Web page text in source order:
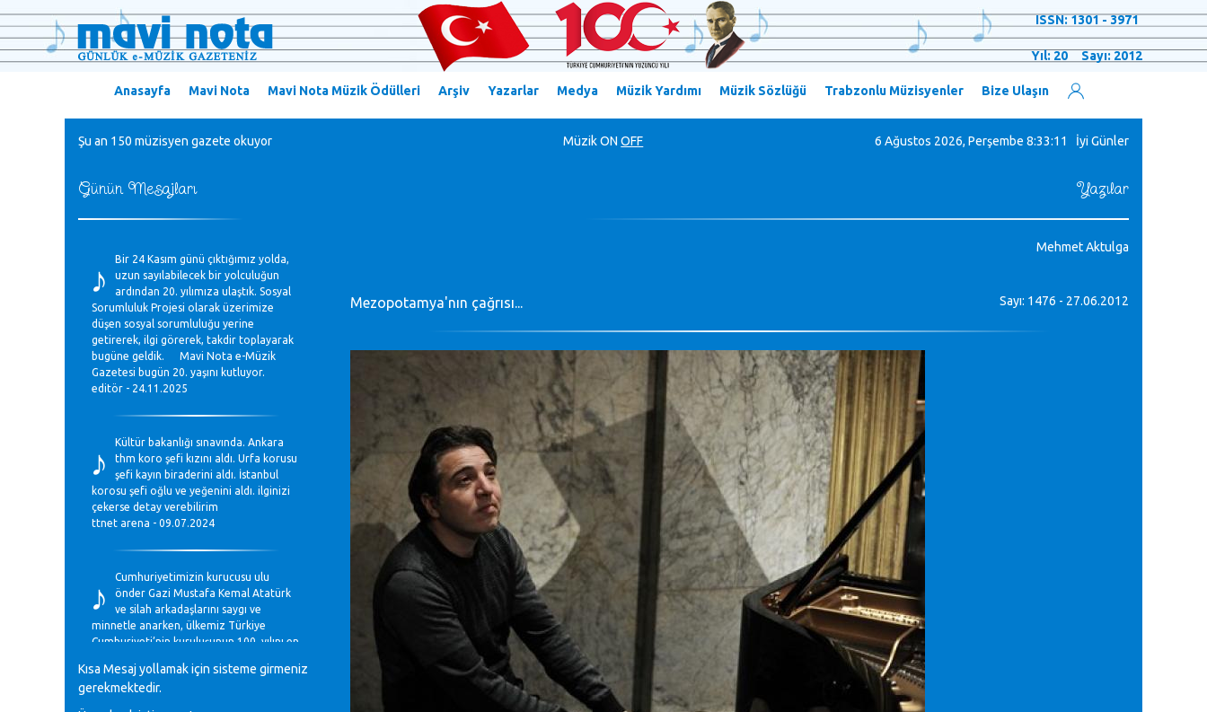
ISSN: 1301 - 3971
Yıl: 20 Sayı: 2012
Anasayfa Mavi Nota Mavi Nota Müzik Ödülleri Arşiv Yazarlar Medya Müzik Yardımı Müzik Sözlüğü Trabzonlu Müzisyenler Bize Ulaşın
Şu an 150 müzisyen gazete okuyor MüzikON OFF 6 Ağustos 2026, Perşembe 8:33:12 İyi Günler
Günün Mesajları
♪
Bir 24 Kasım günü çıktığımız yolda,
uzun sayılabilecek bir yolculuğun
ardından 20. yılımıza ulaştık. Sosyal
Sorumluluk Projesi olarak üzerimize
düşen sosyal sorumluluğu yerine
getirerek, ilgi görerek, takdir toplayarak
bugüne geldik. Mavi Nota e-Müzik
Gazetesi bugün 20. yaşını kutluyor.
editör - 24.11.2025
♪
Kültür bakanlığı sınavında. Ankara
thm koro şefi kızını aldı. Urfa korusu
şefi kayın biraderini aldı. İstanbul
korosu şefi oğlu ve yeğenini aldı. ilginizi
çekerse detay verebilirim
ttnet arena - 09.07.2024
♪
Cumhuriyetimizin kurucusu ulu
önder Gazi Mustafa Kemal Atatürk
ve silah arkadaşlarını saygı ve
minnetle anarken, ülkemiz Türkiye
Cumhuriyeti’nin kuruluşunun 100. yılını en
Mavi Nota - 28.10.2023
Kısa Mesaj yollamak için sisteme girmeniz
gerekmektedir.
Yazılar
Mehmet Aktulga
Mezopotamya'nın çağrısı... Sayı: 1476 - 27.06.2012